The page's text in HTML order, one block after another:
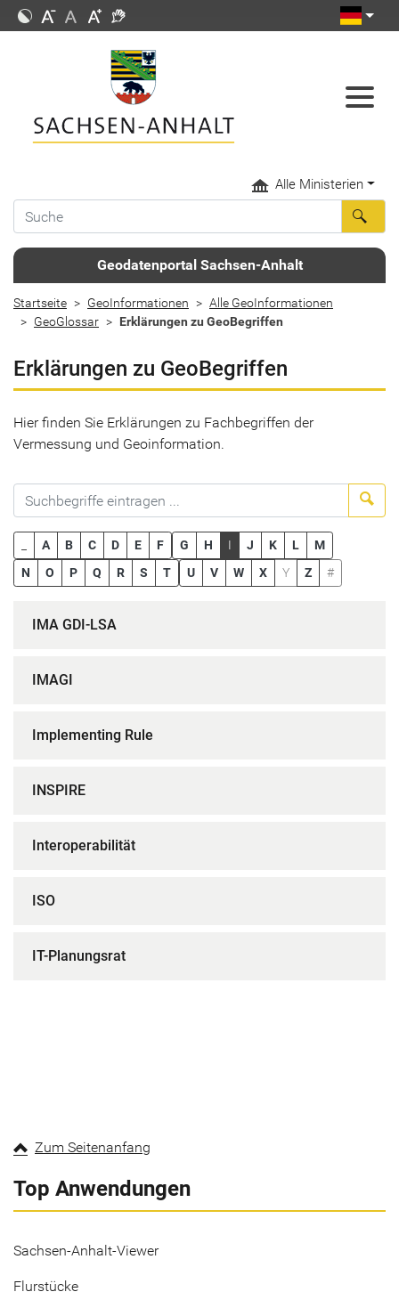
Alle Ministerien
Geodatenportal Sachsen-Anhalt
Startseite GeoInformationen
Alle GeoInformationen
GeoGlossar
Erklärungen zu GeoBegriffen
Erklärungen zu GeoBegriffen
Hier finden Sie Erklärungen zu Fachbegriffen der
Vermessung und Geoinformation.
A B C D E F G H I J K L
M
N
O P Q R S T U V W X Y Z #
IMA GDI-LSA
IMAGI
Implementing Rule
INSPIRE
Interoperabilität
ISO
IT-Planungsrat
Zum Seitenanfang
Top Anwendungen
Sachsen-Anhalt-Viewer
Flurstücke